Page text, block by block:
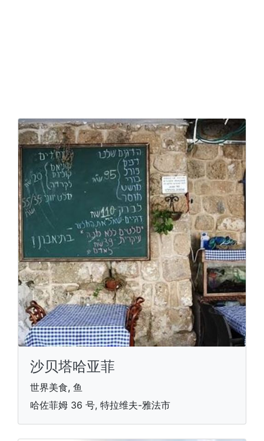
沙贝塔哈亚菲
世界美食, 鱼
哈佐菲姆 36 号, 特拉维夫-雅法市